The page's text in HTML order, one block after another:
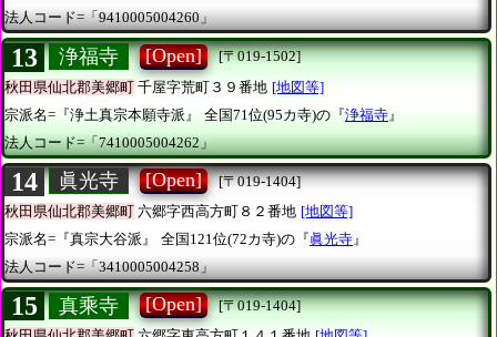
法人コード=「9410005004260」
13 浄福寺 [Open]
[〒019-1502]
秋田県仙北郡美郷町 千屋字荒町３９番地 [地図等]
宗派名=『浄土真宗本願寺派』
全国71位(95カ寺)の『浄福寺 』
法人コード=「7410005004262」
14 眞光寺 [Open]
[〒019-1404]
秋田県仙北郡美郷町 六郷字西高方町８２番地 [地図等]
宗派名=『真宗大谷派』
全国121位(72カ寺)の『眞光寺 』
法人コード=「3410005004258」
15 真乘寺 [Open]
[〒019-1404]